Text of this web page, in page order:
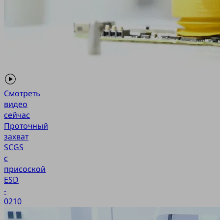
Смотреть
видео
сейчас
Проточный
захват
SCGS
с
присоской
ESD
-
0210